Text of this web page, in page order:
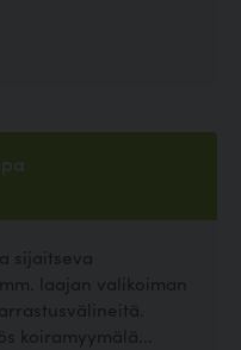
sijaitseva
laajan valikoiman
koiramyymälä...